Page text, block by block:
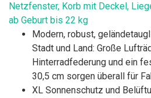
Netzfenster, Korb mit Deckel,
ab Geburt bis 22 kg
Modern, robust,
Stadt und Land: Große
Hinterradfederung und ein
30,5 cm sorgen überall für
XL Sonnenschutz und